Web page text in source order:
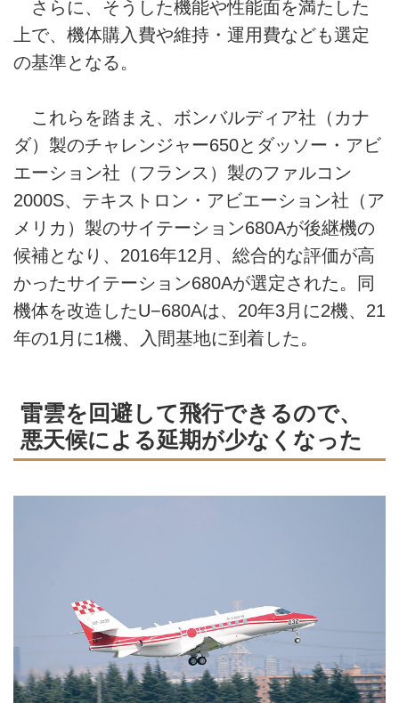
さらに、そうした機能や性能面を満たした
上で、機体購入費や維持・運用費なども選定
の基準となる。
これらを踏まえ、ボンバルディア社（カナ
ダ）製のチャレンジャー650とダッソー・アビ
エーション社（フランス）製のファルコン
2000S、テキストロン・アビエーション社（ア
メリカ）製のサイテーション680Aが後継機の
候補となり、2016年12月、総合的な評価が高
かったサイテーション680Aが選定された。同
機体を改造したU−680Aは、20年3月に2機、21
年の1月に1機、入間基地に到着した。
雷雲を回避して飛行できるので、
悪天候による延期が少なくなった